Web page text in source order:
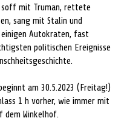
soff mit Truman, rettete
sang mit Stalin und
Autokraten, fast
politischen Ereignisse
am 30.5.2023 (Freitag!)
1 h vorher, wie immer mit
dem Winkelhof.